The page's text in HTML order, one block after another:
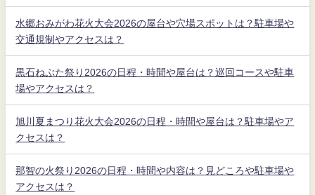
水郷おみがわ花火大会2026の屋台や穴場スポットは？駐車場や
交通規制やアクセスは？
黒石ねぷた祭り2026の日程・時間や屋台は？巡回コースや駐車
場やアクセスは？
旭川夏まつり花火大会2026の日程・時間や屋台は？駐車場やア
クセスは？
那智の火祭り2026の日程・時間や内容は？見どころや駐車場や
アクセスは？